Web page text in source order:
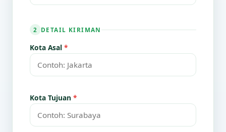
2 DETAIL KIRIMAN
Kota Asal *
Kota Tujuan *